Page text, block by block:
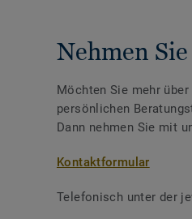
Nehmen
Möchten Sie mehr
persönlichen
Dann nehmen Sie mit
Kontaktformular
Telefonisch unter der